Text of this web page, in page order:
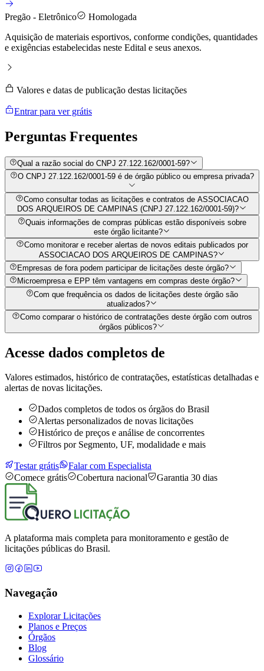
Pregão - Eletrônico
Homologada
Aquisição de materiais esportivos, conforme condições, quantidades
e exigências estabelecidas neste Edital e seus anexos.
Valores e datas de publicação destas licitações
Entrar para ver grátis
Perguntas Frequentes
Qual a razão social do CNPJ 27.122.162/0001-59?
O CNPJ 27.122.162/0001-59 é de órgão público ou empresa privada?
Como consultar todas as licitações e contratos de ASSOCIACAO
DOS ARQUEIROS DE CAMPINAS (CNPJ 27.122.162/0001-59)?
Quais informações de compras públicas estão disponíveis sobre
este órgão licitante?
Como monitorar e receber alertas de novos editais publicados por
ASSOCIACAO DOS ARQUEIROS DE CAMPINAS?
Empresas de fora podem participar de licitações deste órgão?
Microempresa e EPP têm vantagens em compras deste órgão?
Com que frequência os dados de licitações deste órgão são
atualizados?
Como comparar o histórico de contratações deste órgão com outros
órgãos públicos?
Acesse dados completos de
Valores estimados, histórico de contratações, estatísticas detalhadas e
alertas de novas licitações.
Dados completos de todos os órgãos do Brasil
Alertas personalizados de novas licitações
Histórico de preços e análise de concorrentes
Filtros por Segmento, UF, modalidade e mais
Testar grátis
Falar com Especialista
Comece grátis
Cobertura nacional Garantia 30 dias
A plataforma mais completa para monitoramento e gestão de
licitações públicas do Brasil.
Navegação
Explorar Licitações
Planos e Preços
Órgãos
Blog
Glossário